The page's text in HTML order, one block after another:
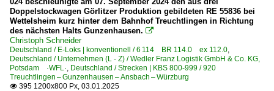
Doppelstockwagen Görlitzer Produktion gebildeten RE 55836 bei
Wettelsheim kurz hinter dem Bahnhof Treuchtlingen in Richtung
des nächsten Halts Gunzenhausen. 
Christoph Schneider
Deutschland / E-Loks | konventionell / 6 114 BR 114.0 ex 112.0,
Deutschland / Unternehmen (L - Z) / Wedler Franz Logistik GmbH & Co. KG,
Potsdam ·WFL·, Deutschland / Strecken | KBS 800-999 / 920
Treuchtlingen – Gunzenhausen – Ansbach – Würzburg
 395 1200x800 Px, 03.01.2025